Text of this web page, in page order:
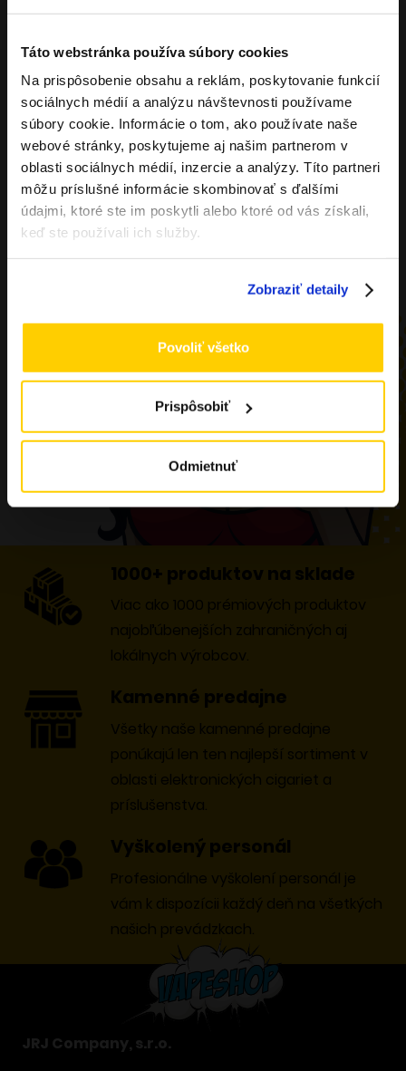
Táto webstránka používa súbory cookies
Na prispôsobenie obsahu a reklám, poskytovanie funkcií
sociálnych médií a analýzu návštevnosti používame
súbory cookie. Informácie o tom, ako používate naše
webové stránky, poskytujeme aj našim partnerom v
oblasti sociálnych médií, inzercie a analýzy. Títo partneri
môžu príslušné informácie skombinovať s ďalšími
údajmi, ktoré ste im poskytli alebo ktoré od vás získali,
keď ste používali ich služby.
Zobraziť detaily
Povoliť všetko
Prispôsobiť
Odmietnuť
1000+ produktov na sklade
Viac ako 1000 prémiových produktov
najobľúbenejších zahraničných aj
lokálnych výrobcov.
Kamenné predajne
Všetky naše kamenné predajne
ponúkajú len ten najlepší sortiment v
oblasti elektronických cigariet a
príslušenstva.
Vyškolený personál
Profesionálne vyškolení personál je
vám k dispozícii každý deň na všetkých
našich prevádzkach.
JRJ Company, s.r.o.
Overenie veku
Musíte mať aspoň18rokov pre vstup.
ÁNO
NIE